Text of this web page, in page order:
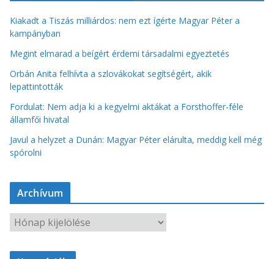
Kiakadt a Tiszás milliárdos: nem ezt ígérte Magyar Péter a
kampányban
Megint elmarad a beígért érdemi társadalmi egyeztetés
Orbán Anita felhívta a szlovákokat segítségért, akik
lepattintották
Fordulat: Nem adja ki a kegyelmi aktákat a Forsthoffer-féle
államfői hivatal
Javul a helyzet a Dunán: Magyar Péter elárulta, meddig kell még
spórolni
Archívum
r
c